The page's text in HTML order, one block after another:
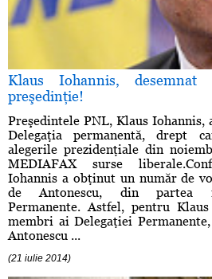
Klaus Iohannis,
preşedinţie!
Preşedintele PNL, Klaus Iohannis,
Delegaţia permanentă, drept
alegerile prezidenţiale din
MEDIAFAX surse
Iohannis a obţinut un număr de
de Antonescu, din partea
Permanente. Astfel, pentru
membri ai Delegaţiei
Antonescu ...
(21 iulie 2014)